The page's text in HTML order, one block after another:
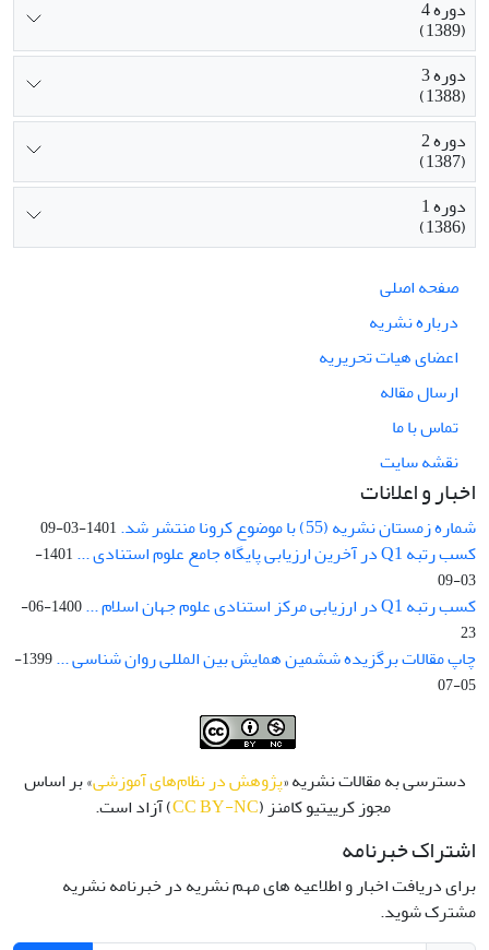
دوره 4
(1389)
دوره 3
(1388)
دوره 2
(1387)
دوره 1
(1386)
صفحه اصلی
درباره نشریه
اعضای هیات تحریریه
ارسال مقاله
تماس با ما
نقشه سایت
اخبار و اعلانات
شماره زمستان نشریه (55) با موضوع کرونا منتشر شد. 1401-03-09
کسب رتبه Q1 در آخرین ارزیابی پایگاه جامع علوم استنادی ...
1401-
03-09
کسب رتبه Q1 در ارزیابی مرکز استنادی علوم جهان اسلام ...
1400-06-
23
چاپ مقالات برگزیده ششمین همایش بین المللی روان شناسی ...
1399-
05-07
دسترسی به مقالات نشریه «پژوهش در نظام‌های آموزشی» بر اساس
مجوز کرییتیو کامنز (CC BY-NC) آزاد است.
اشتراک خبرنامه
برای دریافت اخبار و اطلاعیه های مهم نشریه در خبرنامه نشریه
مشترک شوید.